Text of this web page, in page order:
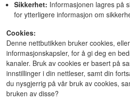
Sikkerhet: Informasjonen lagres på
for ytterligere informasjon om
Cookies:
Denne nettbutikken bruker cookies,
informasjonskapsler, for å gi deg en
kanaler. Bruk av cookies er basert på
innstillinger i din nettleser, samt din
du nysgjerrig på vår bruk av cookies,
bruken av disse?